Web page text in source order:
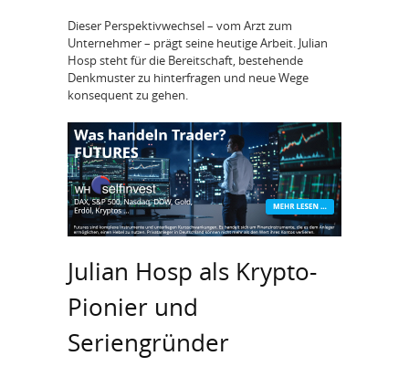
Dieser Perspektivwechsel – vom Arzt zum
Unternehmer – prägt seine heutige Arbeit. Julian
Hosp steht für die Bereitschaft, bestehende
Denkmuster zu hinterfragen und neue Wege
konsequent zu gehen.
Julian Hosp als Krypto-
Pionier und
Seriengründer